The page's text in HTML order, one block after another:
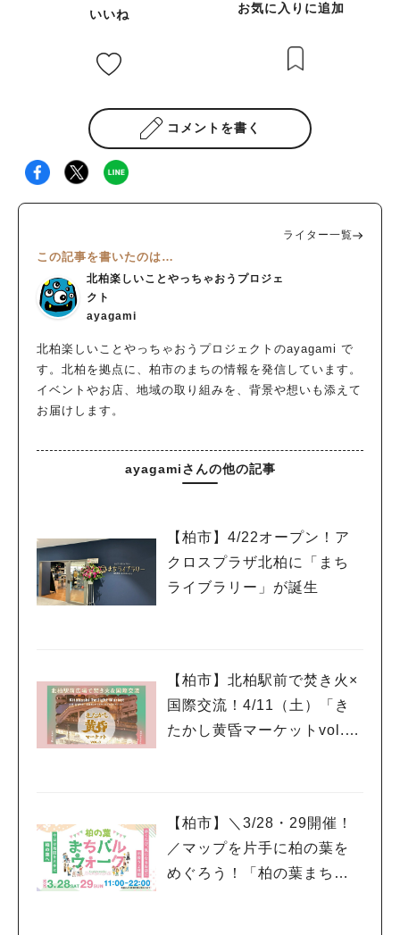
いいね お気に入りに追加
コメントを書く
ライター一覧
この記事を書いたのは…
北柏楽しいことやっちゃおうプロジェ
クト
ayagami
北柏楽しいことやっちゃおうプロジェクトのayagami で
す。北柏を拠点に、柏市のまちの情報を発信しています。
イベントやお店、地域の取り組みを、背景や想いも添えて
お届けします。
ayagamiさんの他の記事
【柏市】4/22オープン！ア
クロスプラザ北柏に「まち
ライブラリー」が誕生
【柏市】北柏駅前で焚き火×
国際交流！4/11（土）「き
たかし黄昏マーケットvol.
【柏市】＼3/28・29開催！
／マップを片手に柏の葉を
めぐろう！「柏の葉まちバ